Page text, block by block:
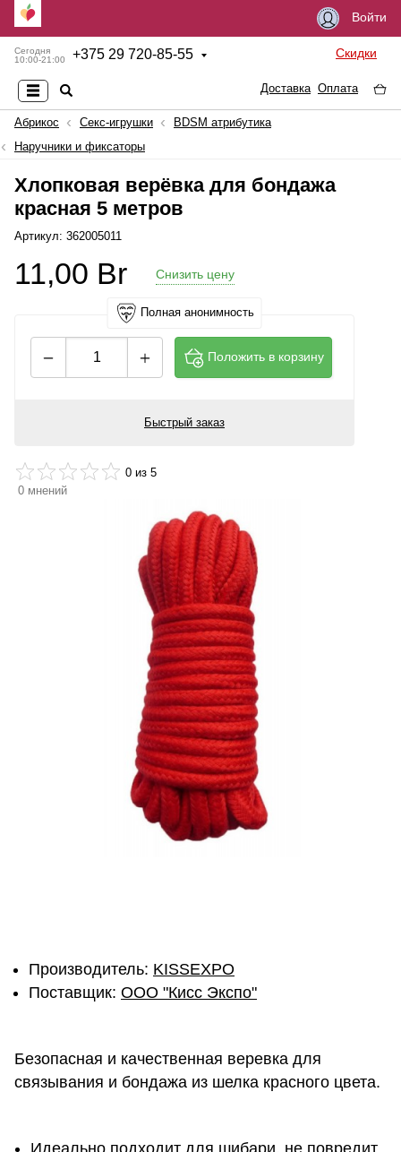
Войти
Сегодня
10:00-21:00
+375 29 720-85-55 Скидки
Доставка Оплата
Абрикос Секс-игрушки
BDSM атрибутика
Наручники и фиксаторы
Хлопковая верёвка для бондажа
красная 5 метров
Артикул: 362005011
11,00 Br Снизить цену
Полная анонимность
Положить в корзину
Быстрый заказ
0 из 5
0 мнений
Производитель: KISSEXPO
Поставщик: ОOО "Кисс Экспо"
Безопасная и качественная веревка для
связывания и бондажа из шелка красного цвета.
Идеально подходит для шибари, не повредит